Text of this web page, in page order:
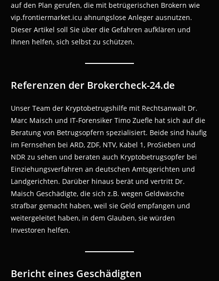
auf den Plan gerufen, die mit betrügerischen Brokern wie
vip.frontiermarket.icu ahnungslose Anleger ausnutzen.
Dieser Artikel soll Sie über die Gefahren aufklären und
Ihnen helfen, sich selbst zu schützen.
Referenzen der Brokercheck-24.de
Unser Team der Kryptobetrugshilfe mit Rechtsanwalt Dr.
Marc Maisch und IT-Forensiker Timo Zuefle hat sich auf die
Beratung von Betrugsopfern spezialisiert. Beide sind häufig
im Fernsehen bei ARD, ZDF, NTV, Kabel 1, ProSieben und
NDR zu sehen und beraten auch Kryptobetrugsopfer bei
Einziehungsverfahren an deutschen Amtsgerichten und
Landgerichten. Darüber hinaus berät und vertritt Dr.
Maisch Geschädigte, die sich z.B. wegen Geldwäsche
strafbar gemacht haben, weil sie Geld empfangen und
weitergeleitet haben, in dem Glauben, sie würden
Investoren helfen.
Bericht eines Geschädigten